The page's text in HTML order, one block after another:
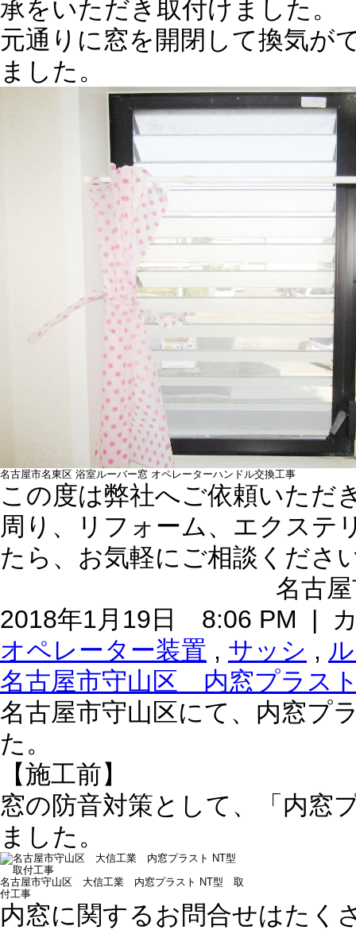
承をいただき取付けました。
元通りに窓を開閉して換気が
ました。
名古屋市名東区 浴室ルーバー窓 オペレーターハンドル交換工事
この度は弊社へご依頼いただ
周り、リフォーム、エクステ
たら、お気軽にご相談くださ
名古
2018年1月19日 8:06 PM |
オペレーター装置 , サッシ ,
名古屋市守山区 内窓プラ
名古屋市守山区にて、内窓プ
た。
【施工前】
窓の防音対策として、「内窓
ました。
名古屋市守山区 大信工業 内窓プラスト NT型 取
付工事
内窓に関するお問合せはたく